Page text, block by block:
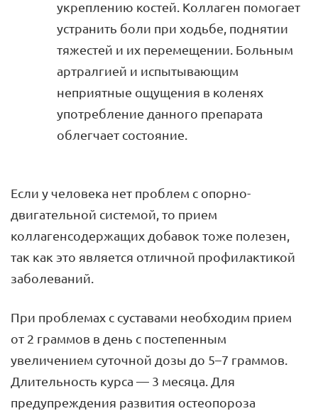
укреплению костей. Коллаген помогает
устранить боли при ходьбе, поднятии
тяжестей и их перемещении. Больным
артралгией и испытывающим
неприятные ощущения в коленях
употребление данного препарата
облегчает состояние.
Если у человека нет проблем с опорно-
двигательной системой, то прием
коллагенсодержащих добавок тоже полезен,
так как это является отличной профилактикой
заболеваний.
При проблемах с суставами необходим прием
от 2 граммов в день с постепенным
увеличением суточной дозы до 5–7 граммов.
Длительность курса — 3 месяца. Для
предупреждения развития остеопороза